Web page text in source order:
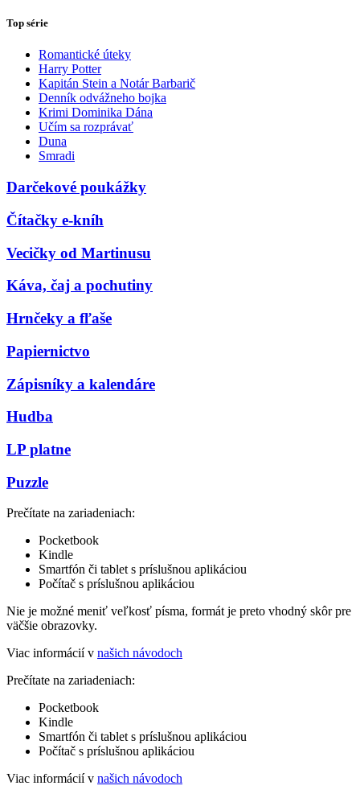
Top série
Romantické úteky
Harry Potter
Kapitán Stein a Notár Barbarič
Denník odvážneho bojka
Krimi Dominika Dána
Učím sa rozprávať
Duna
Smradi
Darčekové poukážky
Čítačky e-kníh
Vecičky od Martinusu
Káva, čaj a pochutiny
Hrnčeky a fľaše
Papiernictvo
Zápisníky a kalendáre
Hudba
LP platne
Puzzle
Prečítate na zariadeniach:
Pocketbook
Kindle
Smartfón či tablet s príslušnou aplikáciou
Počítač s príslušnou aplikáciou
Nie je možné meniť veľkosť písma, formát je preto vhodný skôr pre
väčšie obrazovky.
Viac informácií v našich návodoch
Prečítate na zariadeniach:
Pocketbook
Kindle
Smartfón či tablet s príslušnou aplikáciou
Počítač s príslušnou aplikáciou
Viac informácií v našich návodoch